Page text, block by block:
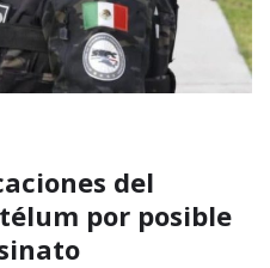
del
por posible